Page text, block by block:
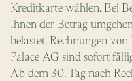
Kreditkarte wählen. Bei
Ihnen der Betrag
belastet. Rechnungen
Palace AG sind sofort
Ab dem 30. Tag nach